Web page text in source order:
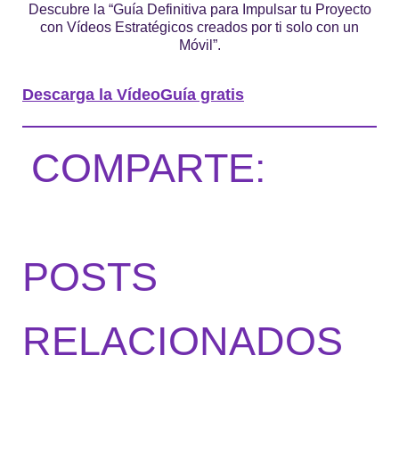
Descubre la “Guía Definitiva para Impulsar tu Proyecto
con Vídeos Estratégicos creados por ti solo con un
Móvil”.
Descarga la VídeoGuía gratis
COMPARTE:
POSTS
RELACIONADOS